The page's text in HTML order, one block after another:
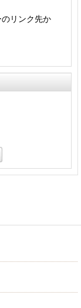
リンク先か